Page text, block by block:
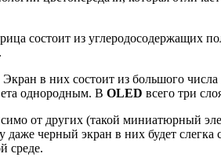
состоит из углеродосодержащих
в них состоит из большого
однородным. В OLED всего три
от других (такой миниатюрный
черный экран в них будет
среде.